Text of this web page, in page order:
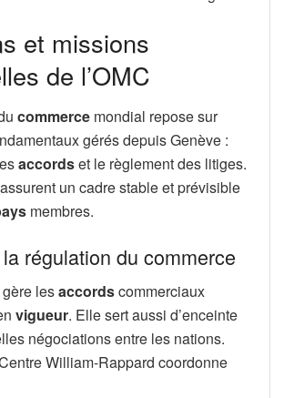
et missions
de l’OMC
commerce mondial repose sur
gérés depuis Genève :
accordset le règlement des litiges.
un cadre stable et prévisible
membres.
régulation du commerce
gère lesaccordscommerciaux
vigueur. Elle sert aussi d’enceinte
négociations entre les nations.
William-Rappard coordonne